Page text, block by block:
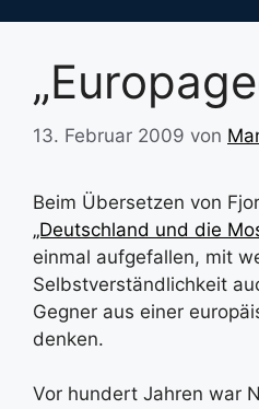
13. Februar 2009 von
Beim Übersetzen von
„Deutschland und die
einmal aufgefallen, mit
Selbstverständlichkeit
Gegner aus einer
denken.
Vor hundert Jahren war